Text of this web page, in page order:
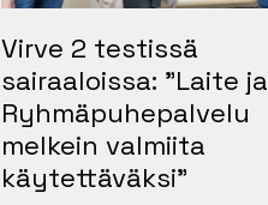
Virve 2 testissä
sairaaloissa: ”Laite ja
Ryhmäpuhepalvelu
melkein valmiita
käytettäväksi”